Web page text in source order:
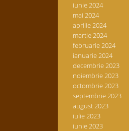
iunie 2024
mai 2024
aprilie 2024
martie 2024
februarie 2024
ianuarie 2024
decembrie 2023
noiembrie 2023
octombrie 2023
septembrie 2023
august 2023
iulie 2023
iunie 2023